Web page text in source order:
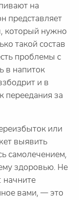
на
представляет
который нужно
такой состав
проблемы с
в напиток
и в
переедания за
или
выявить
самолечением,
здоровью. Не
начните
вами, — это